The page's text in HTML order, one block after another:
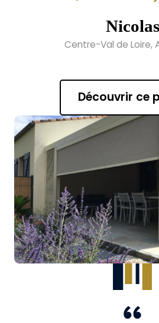
Nicolas
Centre-Val de Loire,
Découvrir ce